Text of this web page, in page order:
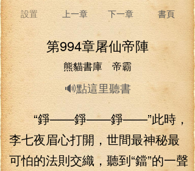
設置 上一章 下一章 書頁
第994章屠仙帝陣
熊貓書庫 帝霸
🔊點這里聽書
“錚——錚——錚——”此時，
李七夜眉心打開，世間最神秘最
可怕的法則交織，聽到“鐺”的一聲